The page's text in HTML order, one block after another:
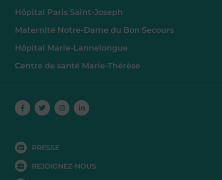
Hôpital Paris Saint-Joseph
Maternité Notre-Dame du Bon Secours
Hôpital Marie-Lannelongue
Centre de santé Marie-Thérèse
Facebook-
f
TwitterInstagramLinkedin-
in
PRESSE
REJOIGNEZ-NOUS